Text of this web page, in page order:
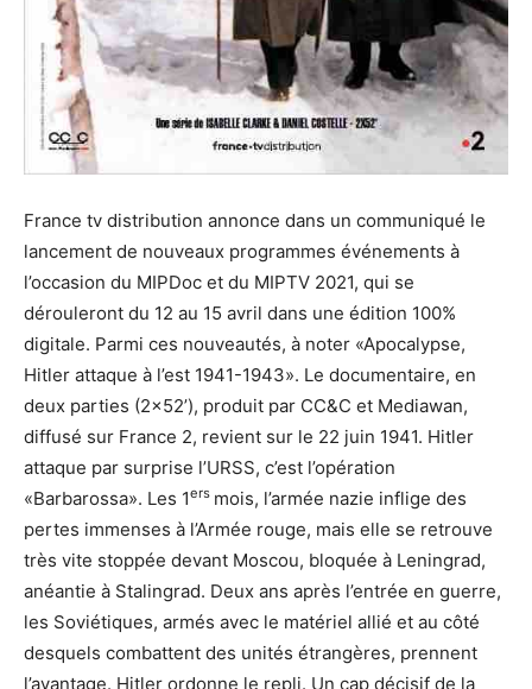
France tv distribution annonce dans un communiqué le
lancement de nouveaux programmes événements à
l’occasion du MIPDoc et du MIPTV 2021, qui se
dérouleront du 12 au 15 avril dans une édition 100%
digitale. Parmi ces nouveautés, à noter «Apocalypse,
Hitler attaque à l’est 1941-1943». Le documentaire, en
deux parties (2×52’), produit par CC&C et Mediawan,
diffusé sur France 2, revient sur le 22 juin 1941. Hitler
attaque par surprise l’URSS, c’est l’opération
«Barbarossa». Les 1ers mois, l’armée nazie inflige des
pertes immenses à l’Armée rouge, mais elle se retrouve
très vite stoppée devant Moscou, bloquée à Leningrad,
anéantie à Stalingrad. Deux ans après l’entrée en guerre,
les Soviétiques, armés avec le matériel allié et au côté
desquels combattent des unités étrangères, prennent
l’avantage. Hitler ordonne le repli. Un cap décisif de la